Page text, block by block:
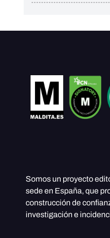
Somos un proyecto
sede en España, que
construcción de
investigación e